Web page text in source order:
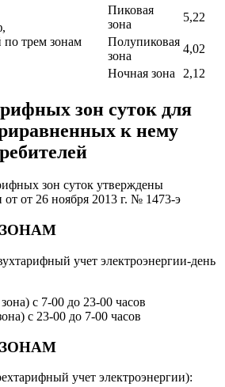
трем зонам
Пиковая
зона
5,22
Полупиковая
зона
4,02
Ночная зона
2,12
зон суток для
к нему
зон суток утверждены
от 26 ноября 2013 г. № 1473-э
учет электроэнергии-день
с 7-00 до 23-00 часов
с 23-00 до 7-00 часов
учет электроэнергии):